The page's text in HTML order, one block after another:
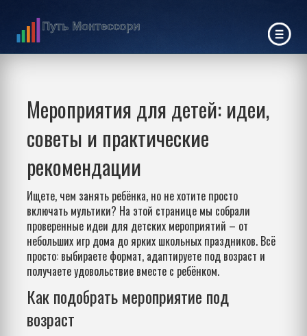
Мероприятия для детей: идеи,
советы и практические
рекомендации
Ищете, чем занять ребёнка, но не хотите просто
включать мультики? На этой странице мы собрали
проверенные идеи для детских мероприятий – от
небольших игр дома до ярких школьных праздников. Всё
просто: выбираете формат, адаптируете под возраст и
получаете удовольствие вместе с ребёнком.
Как подобрать мероприятие под
возраст